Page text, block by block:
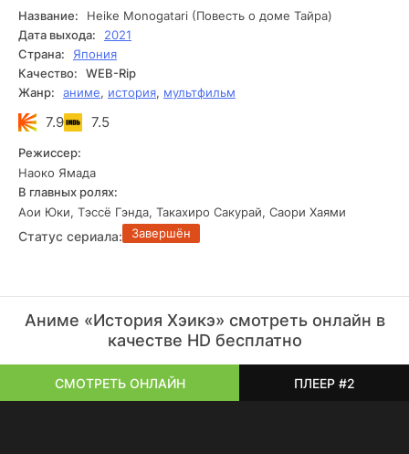
власти. Конец XII века стал ключевым периодом в их
противостоянии, когда наступило время для определения
победителя.
Название:
Heike Monogatari (Повесть о доме Тайра)
Дата выхода:
2021
Страна:
Япония
Качество:
WEB-Rip
Жанр:
аниме, история, мультфильм
7.9 7.5
Режиссер:
Наоко Ямада
В главных ролях:
Аои Юки, Тэссё Гэнда, Такахиро Сакурай, Саори Хаями
Статус сериала: Завершён
Аниме «История Хэикэ» смотреть онлайн в
качестве HD бесплатно
СМОТРЕТЬ ОНЛАЙН ПЛЕЕР #2